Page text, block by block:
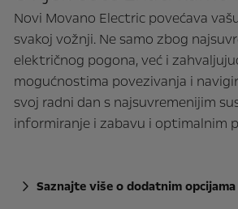
Novi Movano Electric povećava
svakoj vožnji. Ne samo zbog
električnog pogona, već i
mogućnostima povezivanja i
svoj radni dan s najsuvremenijim
informiranje i zabavu i optimalnim
Saznajte više o dodatnim opcijama